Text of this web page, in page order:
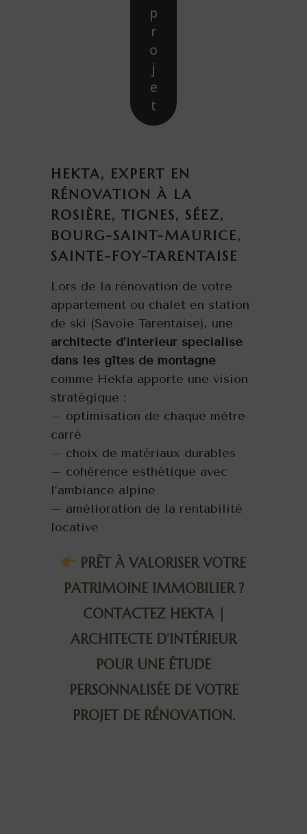
p
r
o
j
e
t
HEKTA, EXPERT EN
RÉNOVATION À LA
ROSIÈRE, TIGNES, SÉEZ,
BOURG-SAINT-MAURICE,
SAINTE-FOY-TARENTAISE
Lors de la rénovation de votre
appartement ou chalet en station
de ski (Savoie Tarentaise), une
architecte d’intérieur spécialisé
dans les gîtes de montagne
comme Hekta apporte une vision
stratégique :
– optimisation de chaque mètre
carré
– choix de matériaux durables
– cohérence esthétique avec
l’ambiance alpine
– amélioration de la rentabilité
locative
PRÊT À VALORISER VOTRE
PATRIMOINE IMMOBILIER ?
CONTACTEZ HEKTA |
ARCHITECTE D’INTÉRIEUR
POUR UNE ÉTUDE
PERSONNALISÉE DE VOTRE
PROJET DE RÉNOVATION.